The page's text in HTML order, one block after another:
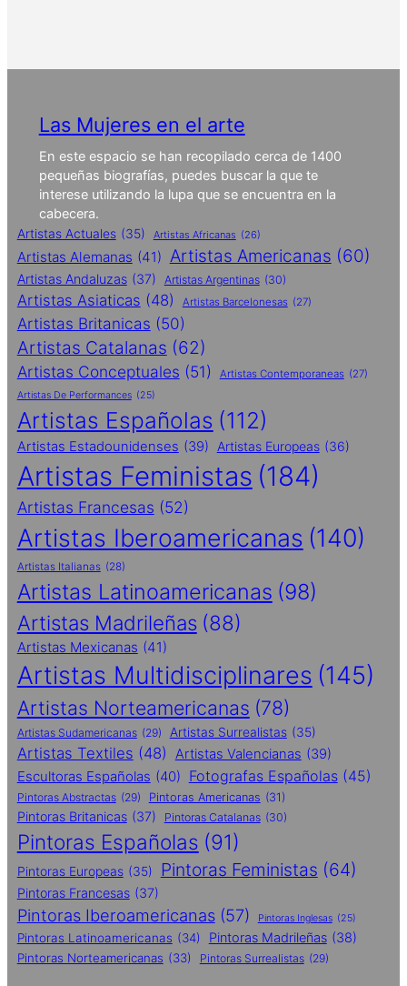
Las Mujeres en el arte
En este espacio se han recopilado cerca de 1400
pequeñas biografías, puedes buscar la que te
interese utilizando la lupa que se encuentra en la
cabecera.
Artistas Actuales (35) Artistas Africanas (26)
Artistas Alemanas (41) Artistas Americanas (60)
Artistas Andaluzas (37) Artistas Argentinas (30)
Artistas Asiaticas (48) Artistas Barcelonesas (27)
Artistas Britanicas (50)
Artistas Catalanas (62)
Artistas Conceptuales (51) Artistas Contemporaneas (27)
Artistas De Performances (25)
Artistas Españolas (112)
Artistas Estadounidenses (39) Artistas Europeas (36)
Artistas Feministas (184)
Artistas Francesas (52)
Artistas Iberoamericanas (140)
Artistas Italianas (28)
Artistas Latinoamericanas (98)
Artistas Madrileñas (88)
Artistas Mexicanas (41)
Artistas Multidisciplinares (145)
Artistas Norteamericanas (78)
Artistas Sudamericanas (29) Artistas Surrealistas (35)
Artistas Textiles (48) Artistas Valencianas (39)
Escultoras Españolas (40) Fotografas Españolas (45)
Pintoras Abstractas (29) Pintoras Americanas (31)
Pintoras Britanicas (37) Pintoras Catalanas (30)
Pintoras Españolas (91)
Pintoras Europeas (35) Pintoras Feministas (64)
Pintoras Francesas (37)
Pintoras Iberoamericanas (57) Pintoras Inglesas (25)
Pintoras Latinoamericanas (34) Pintoras Madrileñas (38)
Pintoras Norteamericanas (33) Pintoras Surrealistas (29)